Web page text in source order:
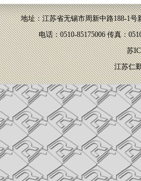
地址：江苏省无锡市周新中路188-1
电话：0510-85175006 传真：
苏
江苏仁